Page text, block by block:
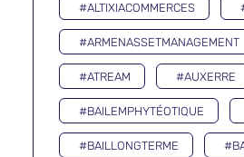
#ALTIXIACOMMERCES
#ARMENASSETMANAGEMENT
#ATREAM #AUXERRE
#BAILEMPHYTÉOTIQUE
#BAILLONGTERME